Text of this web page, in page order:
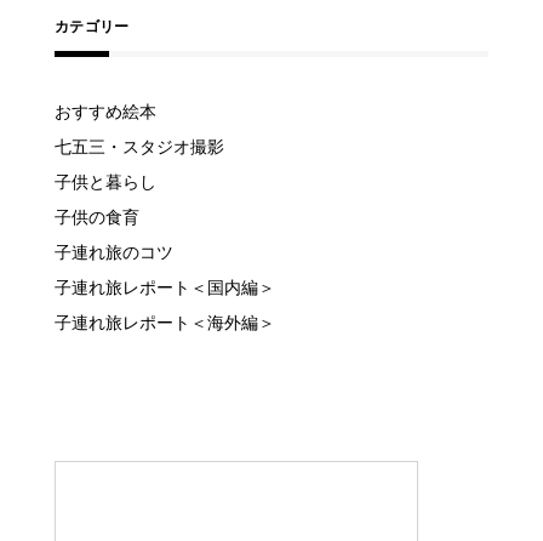
おすすめ絵本
七五三・スタジオ撮影
子供と暮らし
子供の食育
子連れ旅のコツ
子連れ旅レポート＜国内編＞